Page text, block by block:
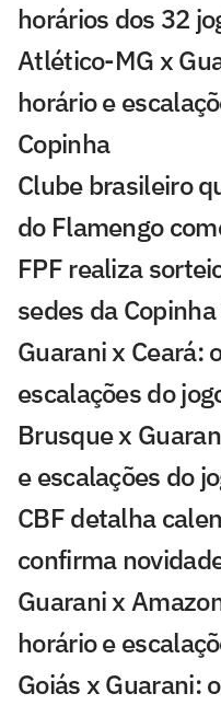
horários dos 32
Atlético-MG x
horário e
Copinha
Clube brasileiro
do Flamengo
FPF realiza
sedes da
Guarani x Ceará:
escalações do
Brusque x
e escalações do
CBF detalha
confirma
Guarani x
horário e
Goiás x Guarani: